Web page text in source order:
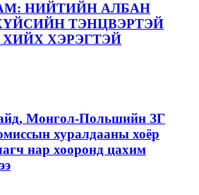
НИЙТИЙН АЛБАН
ТЭНЦВЭРТЭЙ
ХЭРЭГТЭЙ
Монгол-Польшийн ЗГ
хуралдааны хоёр
нар хооронд цахим